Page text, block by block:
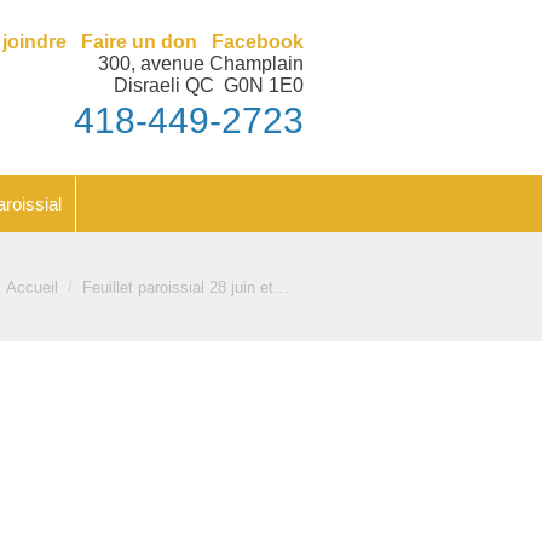
joindre Faire un don
Facebook
300, avenue Champlain
Disraeli QC G0N 1E0
418-449-2723
Vous êtes ici :
Accueil Feuillet paroissial 28 juin et…
Feuillet paroissial